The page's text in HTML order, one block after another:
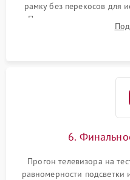
рамку без перекосов для
Подключение
Сброс настроек и
6.
Прогон телевизора на
равномерности подсветки